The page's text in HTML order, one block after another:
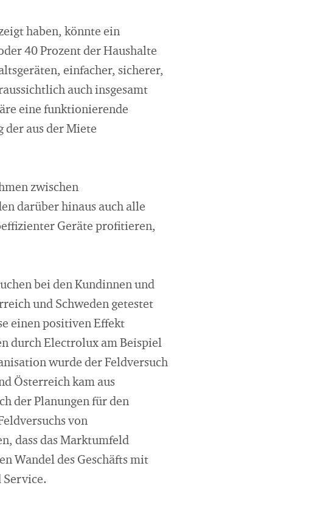
haben, könnte ein
40 Prozent der Haushalte
einfacher, sicherer,
auch insgesamt
eine funktionierende
aus der Miete
zwischen
darüber hinaus auch alle
Geräte profitieren,
bei den Kundinnen und
und Schweden getestet
einen positiven Effekt
durch Electrolux am Beispiel
wurde der Feldversuch
Österreich kam aus
der Planungen für den
von
dass das Marktumfeld
Wandel des Geschäfts mit
Service.